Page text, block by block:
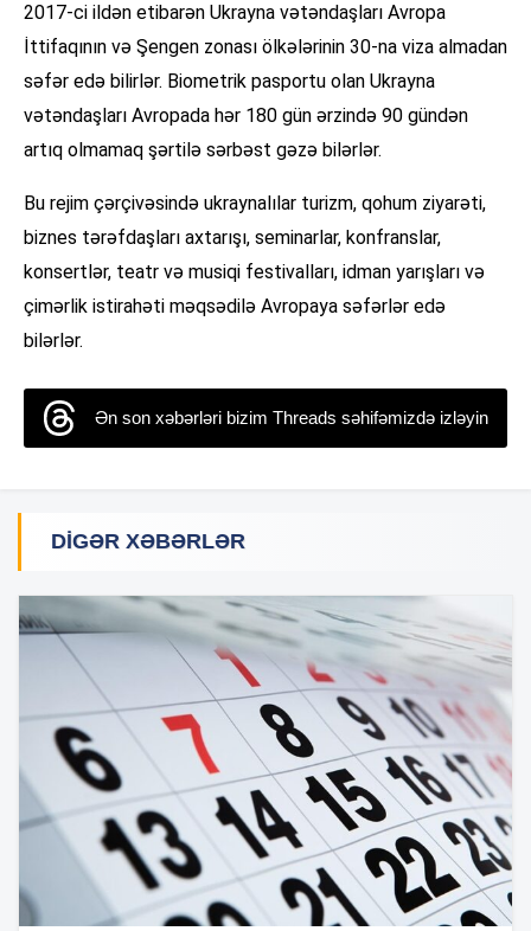
2017-ci ildən etibarən Ukrayna vətəndaşları Avropa
İttifaqının və Şengen zonası ölkələrinin 30-na viza almadan
səfər edə bilirlər. Biometrik pasportu olan Ukrayna
vətəndaşları Avropada hər 180 gün ərzində 90 gündən
artıq olmamaq şərtilə sərbəst gəzə bilərlər.
Bu rejim çərçivəsində ukraynalılar turizm, qohum ziyarəti,
biznes tərəfdaşları axtarışı, seminarlar, konfranslar,
konsertlər, teatr və musiqi festivalları, idman yarışları və
çimərlik istirahəti məqsədilə Avropaya səfərlər edə
bilərlər.
Ən son xəbərləri bizim Threads səhifəmizdə izləyin
DIGƏR XƏBƏRLƏR